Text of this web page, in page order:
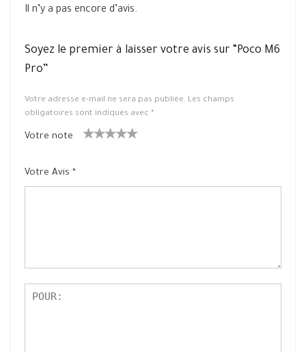
Il n’y a pas encore d’avis.
Soyez le premier à laisser votre avis sur “Poco M6
Pro”
Votre adresse e-mail ne sera pas publiée. Les champs
obligatoires sont indiqués avec *
Votre note
oil
sur
Votre Avis *